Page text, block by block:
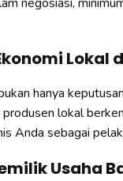
Lokal
hanya
lokal
Anda sebagai
Usaha